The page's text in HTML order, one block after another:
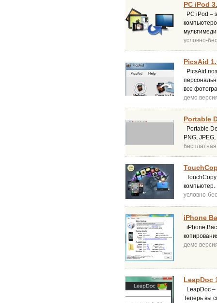
PC iPod
PC iPod –
условно-
PicsAid
PicsAid
все
демо
Portable
Portable
PNG,
бесплатная
компьютер.
условно-
iPhone
iPhone
демо
LeapDoc
LeapDoc
Теперь вы